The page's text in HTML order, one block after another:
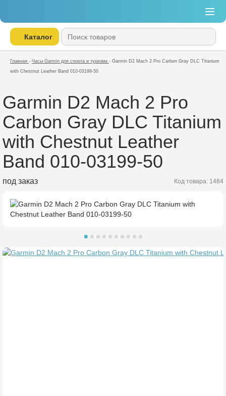
Каталог
Главная - Часы Garmin для спорта и туризма - Garmin D2 Mach 2 Pro Carbon Gray DLC Titanium
with Chestnut Leather Band 010-03199-50
Garmin D2 Mach 2 Pro
Carbon Gray DLC Titanium
with Chestnut Leather
Band 010-03199-50
под заказ Код товара: 1484